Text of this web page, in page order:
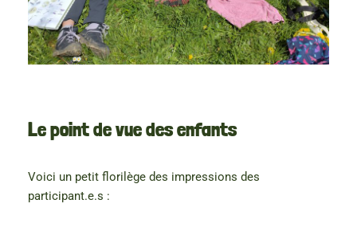
Le point de vue des enfants
Voici un petit florilège des impressions des
participant.e.s :